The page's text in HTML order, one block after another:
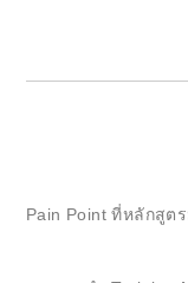
Pain Point ที่หลักสูต